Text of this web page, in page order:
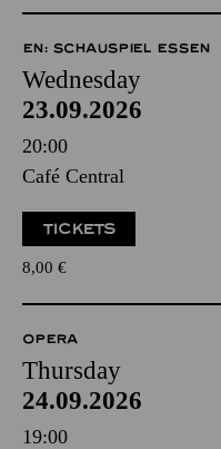
EN: SCHAUSPIEL ESSEN
Wednesday
23.09.2026
20:00
Café Central
TICKETS
8,00 €
OPERA
Thursday
24.09.2026
19:00